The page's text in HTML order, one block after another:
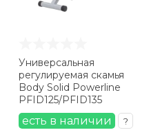
Универсальная
регулируемая скамья
Body Solid Powerline
PFID125/PFID135
есть в наличии ?